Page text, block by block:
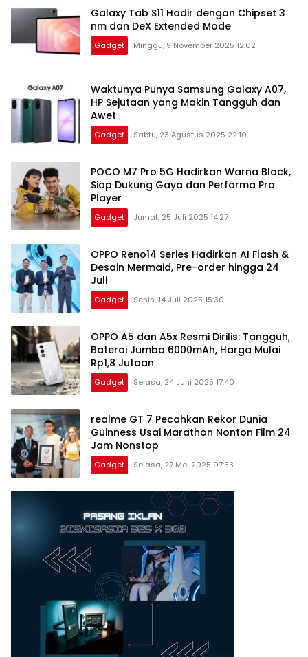
Galaxy Tab S11 Hadir dengan Chipset 3
nm dan DeX Extended Mode
Gadget Minggu, 9 November 2025 12:02
Waktunya Punya Samsung Galaxy A07,
HP Sejutaan yang Makin Tangguh dan
Gadget Sabtu, 23 Agustus 2025 22:10
POCO M7 Pro 5G Hadirkan Warna Black,
Siap Dukung Gaya dan Performa Pro
Player
Gadget Jumat, 25 Juli 2025 14:27
OPPO Reno14 Series Hadirkan AI Flash &
Desain Mermaid, Pre-order hingga 24
Juli
Gadget Senin, 14 Juli 2025 15:30
OPPO A5 dan A5x Resmi Dirilis: Tangguh,
Baterai Jumbo 6000mAh, Harga Mulai
Rp1,8 Jutaan
Gadget Selasa, 24 Juni 2025 17:40
realme GT 7 Pecahkan Rekor Dunia
Guinness Usai Marathon Nonton Film 24
Jam Nonstop
Gadget Selasa, 27 Mei 2025 07:33